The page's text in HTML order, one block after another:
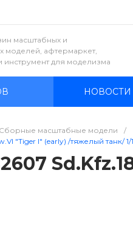
масштабных и
моделей, афтермаркет,
инструмент для моделизма
НОВОСТИ
Сборные масштабные модели /
"Tiger I" (early) /тяжелый танк/ 1/